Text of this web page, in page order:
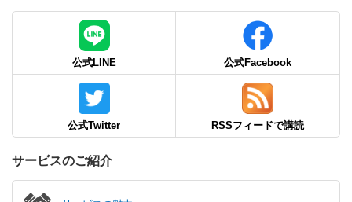
公式LINE 公式Facebook
公式Twitter RSSフィードで講読
サービスのご紹介